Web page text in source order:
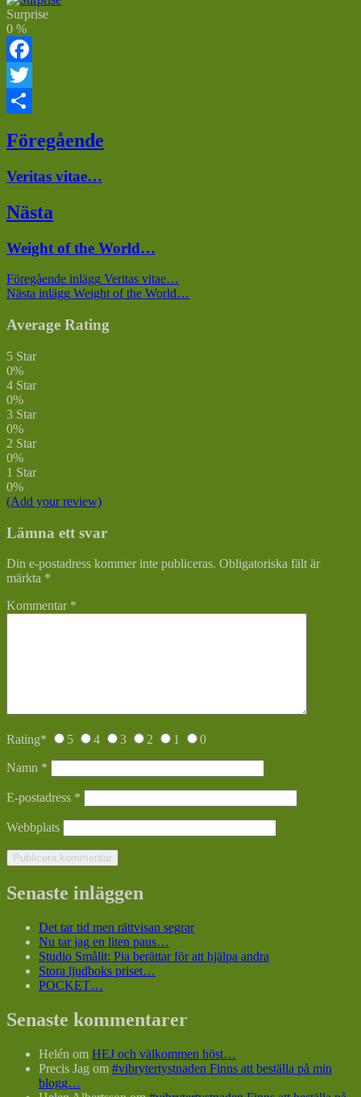
Surprise
0 %
Facebook
Twitter
Inläggsnavigering
Föregående
Föregående
Veritas vitae…
Nästa
Nästa
inlägg:
Weight of the World…
Föregående inlägg Veritas vitae…
Nästa inlägg Weight of the World…
Average Rating
5 Star
0%
4 Star
0%
3 Star
0%
2 Star
0%
1 Star
0%
(Add your review)
Lämna ett svar
Din e-postadress kommer inte publiceras. Obligatoriska fält är
märkta *
Kommentar *
Rating* 5 4 3 2 1 0
Namn *
E-postadress *
Webbplats
Senaste inläggen
Det tar tid men rättvisan segrar
Nu tar jag en liten paus…
Studio Smålit: Pia berättar för att hjälpa andra
Stora ljudboks priset…
POCKET…
Senaste kommentarer
Helén om HEJ och välkommen höst…
Precis Jag om #vibrytertystnaden Finns att beställa på min
blogg…